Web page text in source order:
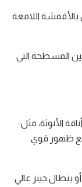
بالأقمشة اللامعة
المسطحة التي
الأنوثة، مثل:
مع ظهور قوي
بنطال جينز عالي